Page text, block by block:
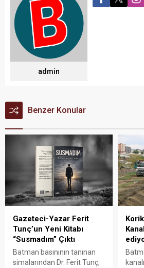
admin
Benzer Konular
Gazeteci-Yazar Ferit
Tunç’un Yeni Kitabı
“Susmadım” Çıktı
Batman basınının tanınan
simalarından Dr. Ferit Tunç,